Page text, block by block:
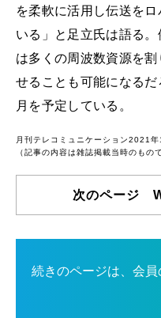
を柔軟に活用し伝送を
いる」と足立氏は語る
は多くの周波数資源を
せることも可能になる
月を予定している。
月刊テレコミュニケーション2021
（記事の内容は雑誌掲載当時のもの
次のページ
続きのページは、会